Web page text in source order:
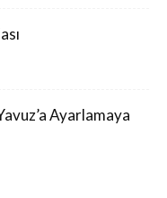
Ayarlamaya